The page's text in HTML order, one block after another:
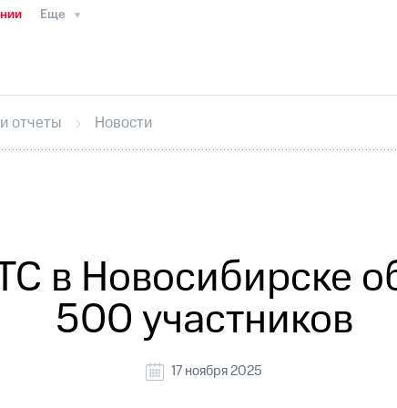
Еще
ИнтервьюФинансовая отчетность
секретарьРаскрытие информации
кабинет акционераАкционерный капитал
отчеты Новости
в Новосибирске
500 участников
17 ноября 2025